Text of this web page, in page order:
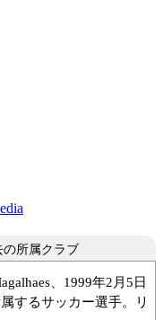
、1999年2月5日
するサッカー選手。リ
の所属クラブ